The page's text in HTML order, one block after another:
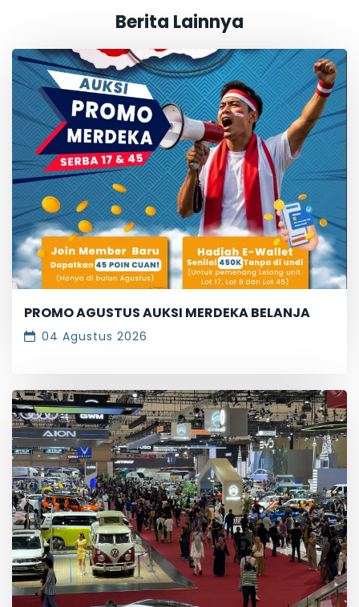
Berita Lainnya
PROMO AGUSTUS AUKSI MERDEKA BELANJA
04 Agustus 2026